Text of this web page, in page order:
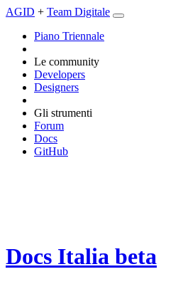
AGID + Team Digitale
Piano Triennale
Le community
Developers
Designers
Gli strumenti
Forum
Docs
GitHub
Docs Italia beta